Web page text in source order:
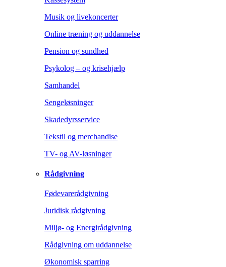
Musik og livekoncerter
Online træning og uddannelse
Pension og sundhed
Psykolog – og krisehjælp
Samhandel
Sengeløsninger
Skadedyrsservice
Tekstil og merchandise
TV- og AV-løsninger
Rådgivning
Fødevarerådgivning
Juridisk rådgivning
Miljø- og Energirådgivning
Rådgivning om uddannelse
Økonomisk sparring